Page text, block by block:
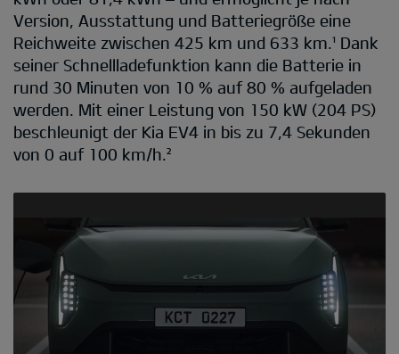
Version, Ausstattung und Batteriegröße eine
Reichweite zwischen 425 km und 633 km.¹ Dank
seiner Schnellladefunktion kann die Batterie in
rund 30 Minuten von 10 % auf 80 % aufgeladen
werden. Mit einer Leistung von 150 kW (204 PS)
beschleunigt der Kia EV4 in bis zu 7,4 Sekunden
von 0 auf 100 km/h.²